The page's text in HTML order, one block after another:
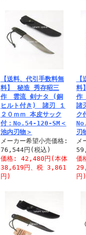
【送料、代引手数料無
料】 秘造 秀存昭三
作 雲流 剣ナタ (銅
ヒルト付き) 諸刃 １
２０ｍｍ 本皮サック
付：No.54-120-SM＜
池内刃物＞
メーカー希望小売価格:
76,544円(税込)
価格: 42,480円(本体
38,619円、税 3,861
円)
料
作
諸
ク
刃
メ
価
円)